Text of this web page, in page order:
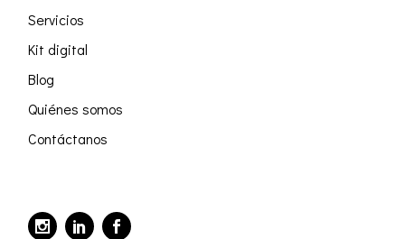
Servicios
Kit digital
Blog
Quiénes somos
Contáctanos